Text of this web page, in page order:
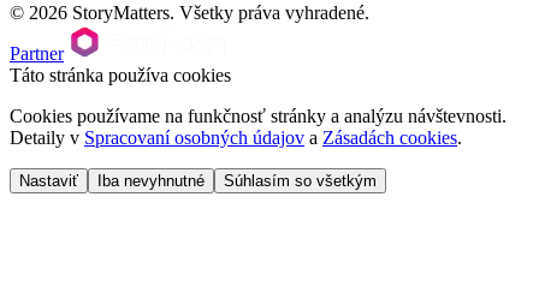
© 2026 StoryMatters. Všetky práva vyhradené.
Partner
Táto stránka používa cookies
Cookies používame na funkčnosť stránky a analýzu návštevnosti.
Detaily v Spracovaní osobných údajov a Zásadách cookies.
Nastaviť Iba nevyhnutné Súhlasím so všetkým